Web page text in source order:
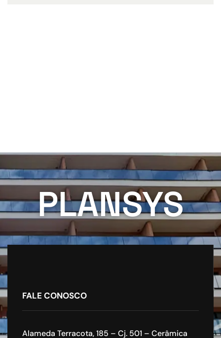
PLANSYS
FALE CONOSCO
Alameda Terracota, 185 – Cj. 501 – Cerâmica